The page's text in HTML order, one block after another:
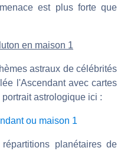
est plus forte que
en maison 1
astraux de célébrités
l'Ascendant avec cartes
astrologique ici :
ou maison 1
planétaires de